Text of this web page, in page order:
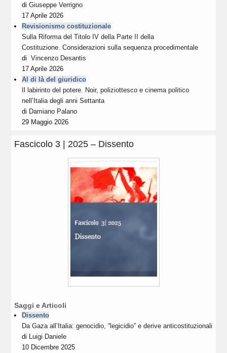
diGiuseppe Verrigno
17 Aprile 2026
Revisionismo costituzionale
Sulla Riforma del Titolo IV della Parte II della
Costituzione. Considerazioni sulla sequenza procedimentale
diVincenzo Desantis
17 Aprile 2026
Al di là del giuridico
Il labirinto del potere. Noir, poliziottesco e cinema politico
nell’Italia degli anni Settanta
di Damiano Palano
29 Maggio 2026
Fascicolo 3 | 2025 – Dissento
Saggi e Articoli
Dissento
Da Gaza all’Italia: genocidio, “legicidio” e derive anticostituzionali
di Luigi Daniele
10 Dicembre 2025